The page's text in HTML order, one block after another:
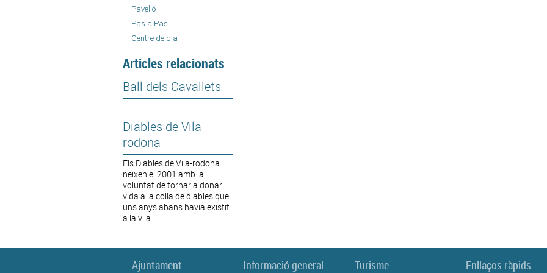
Pavelló
Pas a Pas
Centre de dia
Articles relacionats
Ball dels Cavallets
Diables de Vila-
rodona
Els Diables de Vila-rodona
neixen el 2001 amb la
voluntat de tornar a donar
vida a la colla de diables que
uns anys abans havia existit
a la vila.
Ajuntament Informació general Turisme Enllaços ràpids